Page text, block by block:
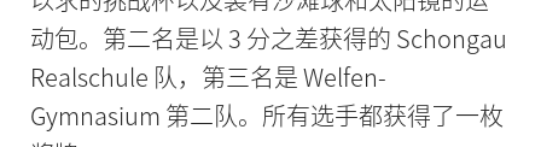
动包。第二名是以 3 分之差获得的 Schongau
Realschule 队，第三名是 Welfen-
Gymnasium 第二队。所有选手都获得了一枚